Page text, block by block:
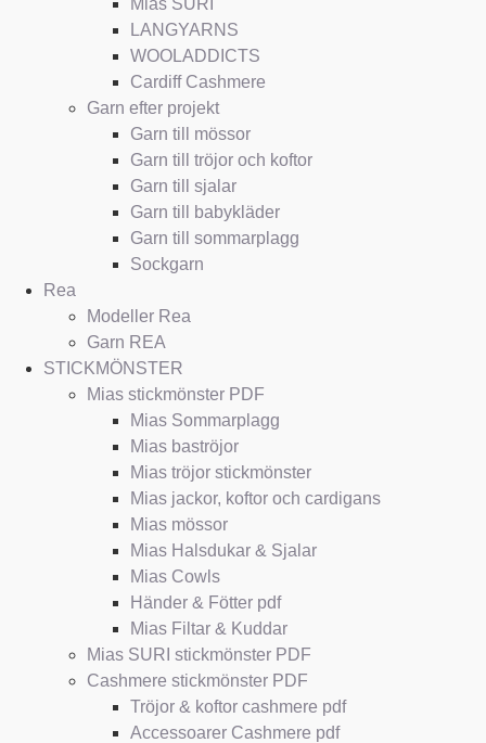
Mias SURI
LANGYARNS
WOOLADDICTS
Cardiff Cashmere
Garn efter projekt
Garn till mössor
Garn till tröjor och koftor
Garn till sjalar
Garn till babykläder
Garn till sommarplagg
Sockgarn
Rea
Modeller Rea
Garn REA
STICKMÖNSTER
Mias stickmönster PDF
Mias Sommarplagg
Mias baströjor
Mias tröjor stickmönster
Mias jackor, koftor och cardigans
Mias mössor
Mias Halsdukar & Sjalar
Mias Cowls
Händer & Fötter pdf
Mias Filtar & Kuddar
Mias SURI stickmönster PDF
Cashmere stickmönster PDF
Tröjor & koftor cashmere pdf
Accessoarer Cashmere pdf